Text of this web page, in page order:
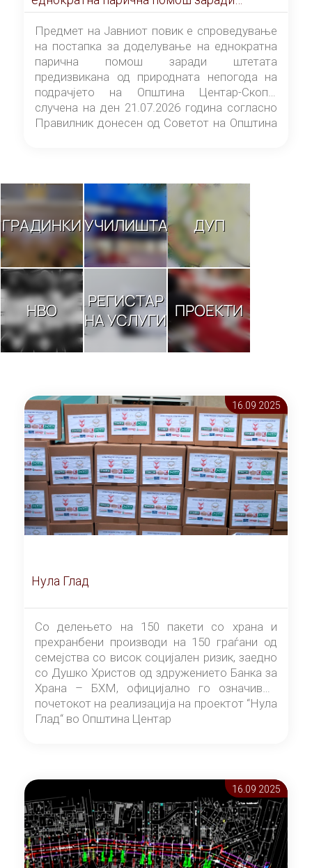
штетата предизвикана од природната
непогода на подрачјето на Општина
Центар-Скопје случена на ден 21.07.2026
година
Предмет на Јавниот повик е спроведување
на постапка за доделување на еднократна
парична помош заради штетата
предизвикана од природната непогода на
подрачјето на Општина Центар-Скопје
случена на ден 21.07.2026 година согласно
Правилник донесен од Советот на Општина
ГРАДИНКИУЧИЛИШТА ДУП
НВО
РЕГИСТАР
НА УСЛУГИ ПРОЕКТИ
16.09 2025
Нула Глад
Со делењето на 150 пакети со храна и
прехранбени производи на 150 граѓани од
семејства со висок социјален ризик, заедно
со Душко Христов од здружението Банка за
Храна – БХМ, официјално го означивме
почетокот на реализација на проектот “Нула
Глад“ во Општина Центар
16.09 2025